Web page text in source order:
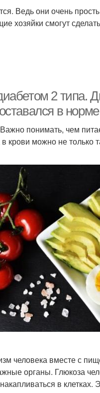
Ведь они очень
хозяйки смогут
2 типа.
в
понимать, чем
можно не только
человека вместе с
органы. Глюкоза
в клетках.